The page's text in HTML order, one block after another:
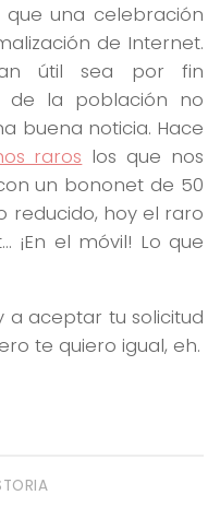
una celebración
de Internet.
útil sea por fin
de la población no
buena noticia. Hace
raros los que nos
un bononet de 50
reducido, hoy el raro
¡En el móvil! Lo que
a aceptar tu solicitud
te quiero igual, eh.